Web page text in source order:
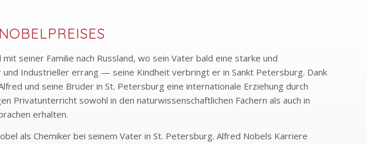
seiner Familie nach Russland, wo sein Vater bald eine starke und
und Industrieller errang — seine Kindheit verbringt er in Sankt Petersburg. Dank
und seine Brüder in St. Petersburg eine internationale Erziehung durch
Privatunterricht sowohl in den naturwissenschaftlichen Fächern als auch in
erhalten.
als Chemiker bei seinem Vater in St. Petersburg. Alfred Nobels Karriere